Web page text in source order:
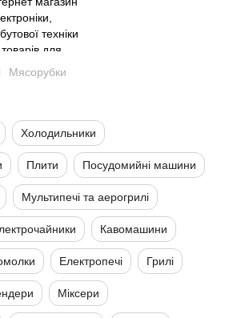
Мясорубки
Холодильники
Плити Посудомийні машини
Мультипечі та аерогрилі
Кавомашини
Електропечі Грилі
Міксери